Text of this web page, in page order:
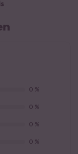
0 %
0 %
0 %
0 %